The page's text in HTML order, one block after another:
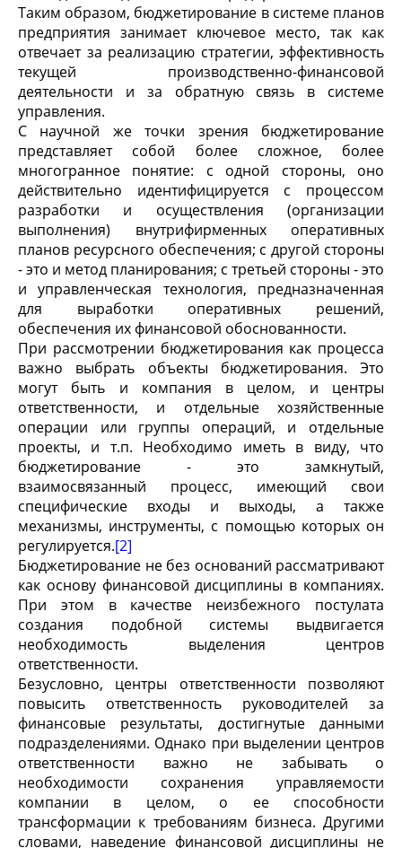
Таким образом, бюджетирование в системе планов
предприятия занимает ключевое место, так как
отвечает за реализацию стратегии, эффективность
текущей производственно-финансовой
деятельности и за обратную связь в системе
управления.
С научной же точки зрения бюджетирование
представляет собой более сложное, более
многогранное понятие: с одной стороны, оно
действительно идентифицируется с процессом
разработки и осуществления (организации
выполнения) внутрифирменных оперативных
планов ресурсного обеспечения; с другой стороны
- это и метод планирования; с третьей стороны - это
и управленческая технология, предназначенная
для выработки оперативных решений,
обеспечения их финансовой обоснованности.
При рассмотрении бюджетирования как процесса
важно выбрать объекты бюджетирования. Это
могут быть и компания в целом, и центры
ответственности, и отдельные хозяйственные
операции или группы операций, и отдельные
проекты, и т.п. Необходимо иметь в виду, что
бюджетирование - это замкнутый,
взаимосвязанный процесс, имеющий свои
специфические входы и выходы, а также
механизмы, инструменты, с помощью которых он
регулируется.[2]
Бюджетирование не без оснований рассматривают
как основу финансовой дисциплины в компаниях.
При этом в качестве неизбежного постулата
создания подобной системы выдвигается
необходимость выделения центров
ответственности.
Безусловно, центры ответственности позволяют
повысить ответственность руководителей за
финансовые результаты, достигнутые данными
подразделениями. Однако при выделении центров
ответственности важно не забывать о
необходимости сохранения управляемости
компании в целом, о ее способности
трансформации к требованиям бизнеса. Другими
словами, наведение финансовой дисциплины не